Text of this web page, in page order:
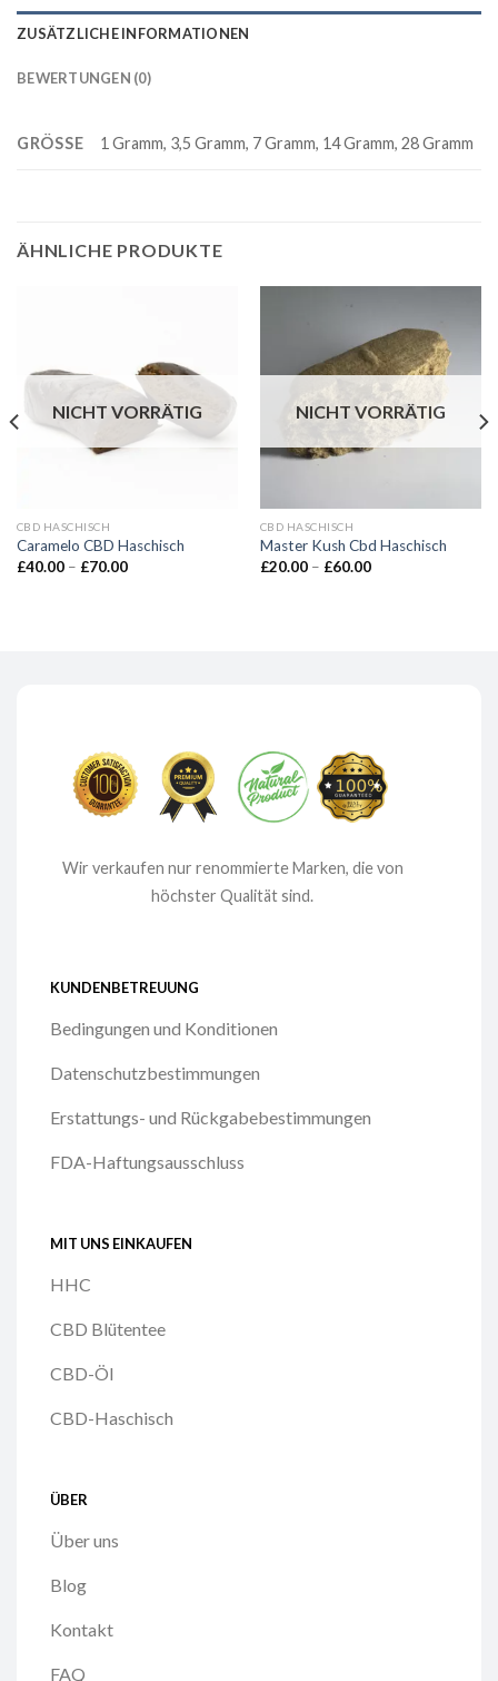
ZUSÄTZLICHE INFORMATIONEN
BEWERTUNGEN (0)
GRÖSSE 1 Gramm, 3,5 Gramm, 7 Gramm, 14 Gramm, 28 Gramm
ÄHNLICHE PRODUKTE
NICHT VORRÄTIG
CBD HASCHISCH
Caramelo CBD Haschisch
£40.00 – £70.00Preisspanne:
NICHT VORRÄTIG
CBD HASCHISCH
Master Kush Cbd Haschisch
£20.00 – £60.00Preisspanne:
Wir verkaufen nur renommierte Marken, die von
höchster Qualität sind.
KUNDENBETREUUNG
Bedingungen und Konditionen
Datenschutzbestimmungen
Erstattungs- und Rückgabebestimmungen
FDA-Haftungsausschluss
MIT UNS EINKAUFEN
HHC
CBD Blütentee
CBD-Öl
CBD-Haschisch
ÜBER
Über uns
Blog
Kontakt
FAQ